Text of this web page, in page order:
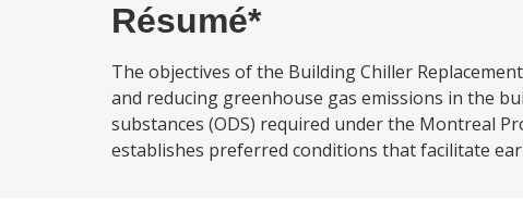
Résumé*
The objectives of the Building Chiller
and reducing greenhouse gas emissions in the
substances (ODS) required under the Montreal
establishes preferred conditions that facilitate